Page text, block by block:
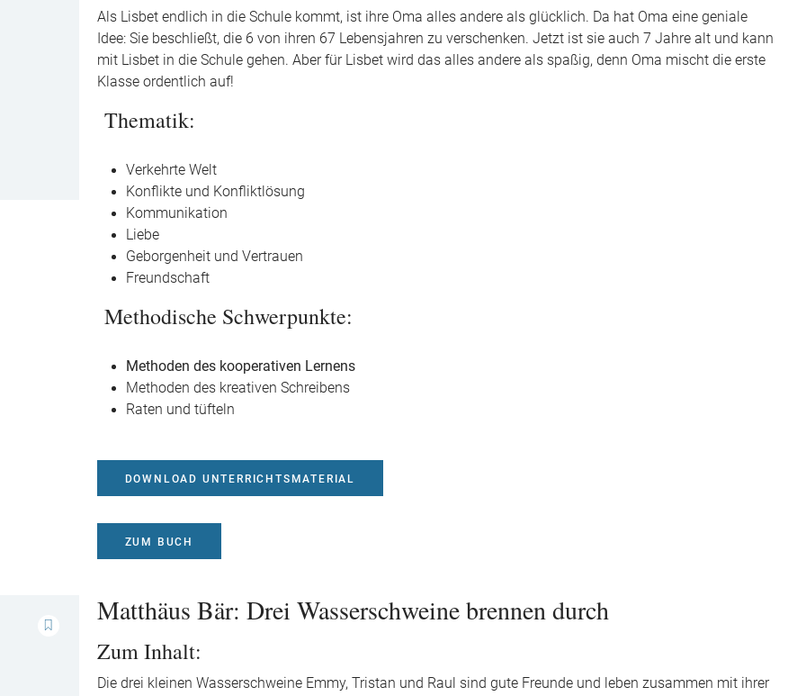
Als Lisbet endlich in die Schule kommt, ist ihre Oma alles andere als glücklich. Da hat Oma eine geniale
Idee: Sie beschließt, die 6 von ihren 67 Lebensjahren zu verschenken. Jetzt ist sie auch 7 Jahre alt und kann
mit Lisbet in die Schule gehen. Aber für Lisbet wird das alles andere als spaßig, denn Oma mischt die erste
Klasse ordentlich auf!
Thematik:
Verkehrte Welt
Konflikte und Konfliktlösung
Kommunikation
Liebe
Geborgenheit und Vertrauen
Freundschaft
Methodische Schwerpunkte:
Methoden des kooperativen Lernens
Methoden des kreativen Schreibens
Raten und tüfteln
DOWNLOAD UNTERRICHTSMATERIAL
ZUM BUCH
Matthäus Bär: Drei Wasserschweine brennen durch
Zum Inhalt:
Die drei kleinen Wasserschweine Emmy, Tristan und Raul sind gute Freunde und leben zusammen mit ihrer